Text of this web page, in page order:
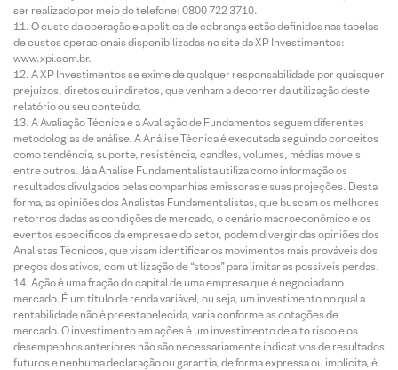
ser realizado por meio do telefone: 0800 722 3710.
O custo da operação e a política de cobrança estão definidos nas tabelas
de custos operacionais disponibilizadas no site da XP Investimentos:
www.xpi.com.br.
A XP Investimentos se exime de qualquer responsabilidade por quaisquer
prejuízos, diretos ou indiretos, que venham a decorrer da utilização deste
relatório ou seu conteúdo.
A Avaliação Técnica e a Avaliação de Fundamentos seguem diferentes
metodologias de análise. A Análise Técnica é executada seguindo conceitos
como tendência, suporte, resistência, candles, volumes, médias móveis
entre outros. Já a Análise Fundamentalista utiliza como informação os
resultados divulgados pelas companhias emissoras e suas projeções. Desta
forma, as opiniões dos Analistas Fundamentalistas, que buscam os melhores
retornos dadas as condições de mercado, o cenário macroeconômico e os
eventos específicos da empresa e do setor, podem divergir das opiniões dos
Analistas Técnicos, que visam identificar os movimentos mais prováveis dos
preços dos ativos, com utilização de “stops” para limitar as possíveis perdas.
Ação é uma fração do capital de uma empresa que é negociada no
mercado. É um título de renda variável, ou seja, um investimento no qual a
rentabilidade não é preestabelecida, varia conforme as cotações de
mercado. O investimento em ações é um investimento de alto risco e os
desempenhos anteriores não são necessariamente indicativos de resultados
futuros e nenhuma declaração ou garantia, de forma expressa ou implícita, é